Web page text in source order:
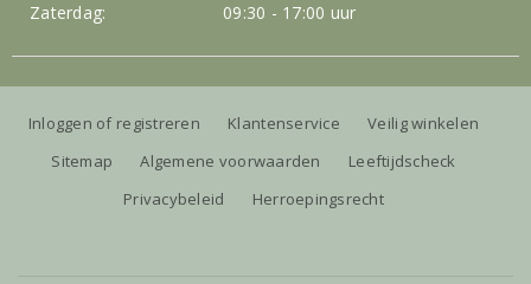
Zaterdag:
09:30 - 17:00 uur
Inloggen of registreren Klantenservice
Veilig winkelen
Sitemap
Algemene voorwaarden
Leeftijdscheck
Privacybeleid
Herroepingsrecht